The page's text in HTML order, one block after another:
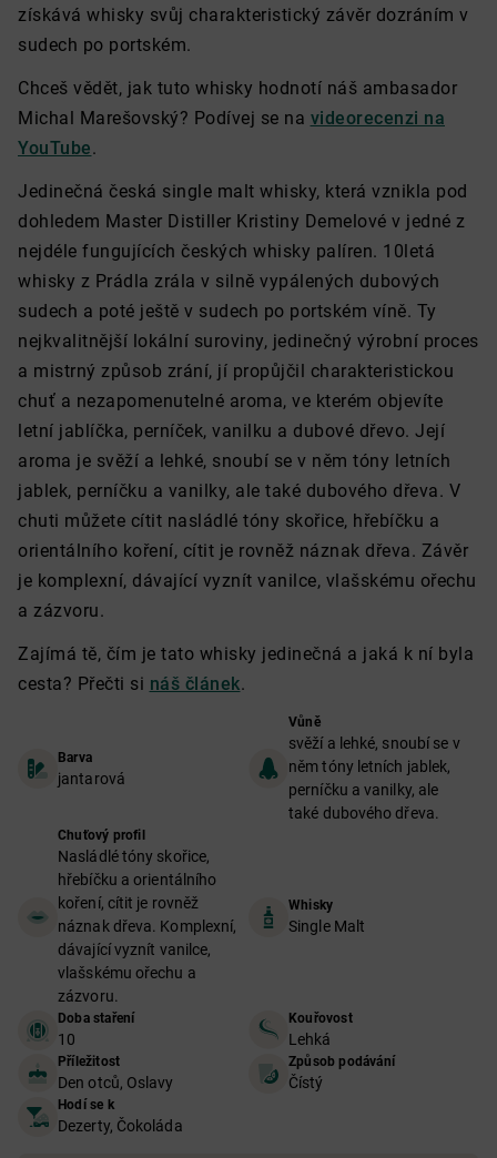
získává whisky svůj charakteristický závěr dozráním v
sudech po portském.
Chceš vědět, jak tuto whisky hodnotí náš ambasador
Michal Marešovský? Podívej se na videorecenzi na
YouTube.
Jedinečná česká single malt whisky, která vznikla pod
dohledem Master Distiller Kristiny Demelové v jedné z
nejdéle fungujících českých whisky palíren. 10letá
whisky z Prádla zrála v silně vypálených dubových
sudech a poté ještě v sudech po portském víně. Ty
nejkvalitnější lokální suroviny, jedinečný výrobní proces
a mistrný způsob zrání, jí propůjčil charakteristickou
chuť a nezapomenutelné aroma, ve kterém objevíte
letní jablíčka, perníček, vanilku a dubové dřevo. Její
aroma je svěží a lehké, snoubí se v něm tóny letních
jablek, perníčku a vanilky, ale také dubového dřeva. V
chuti můžete cítit nasládlé tóny skořice, hřebíčku a
orientálního koření, cítit je rovněž náznak dřeva. Závěr
je komplexní, dávající vyznít vanilce, vlašskému ořechu
a zázvoru.
Zajímá tě, čím je tato whisky jedinečná a jaká k ní byla
cesta? Přečti si náš článek.
Barva
jantarová
Vůně
svěží a lehké, snoubí se v
něm tóny letních jablek,
perníčku a vanilky, ale
také dubového dřeva.
Chuťový profil
Nasládlé tóny skořice,
hřebíčku a orientálního
koření, cítit je rovněž
náznak dřeva. Komplexní,
dávající vyznít vanilce,
vlašskému ořechu a
zázvoru.
Whisky
Single Malt
Doba staření
10
Kouřovost
Lehká
Příležitost
Den otců, Oslavy
Způsob podávání
Čístý
Hodí se k
Dezerty, Čokoláda